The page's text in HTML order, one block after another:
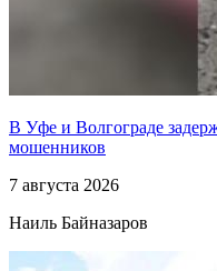
В Уфе и Волгограде
мошенников
7 августа 2026
Наиль Байназаров